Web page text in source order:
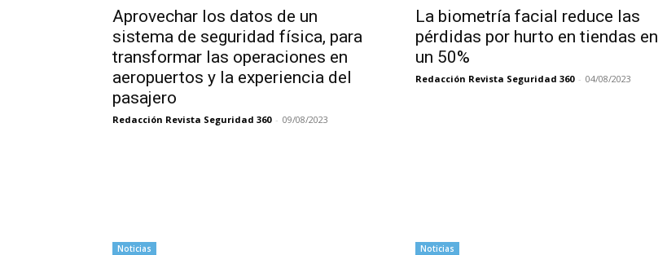
Aprovechar los datos de un
sistema de seguridad física, para
transformar las operaciones en
aeropuertos y la experiencia del
pasajero
Redacción Revista Seguridad 360 - 09/08/2023
La biometría facial reduce las
pérdidas por hurto en tiendas en
un 50%
Redacción Revista Seguridad 360 - 04/08/2023
Noticias Noticias